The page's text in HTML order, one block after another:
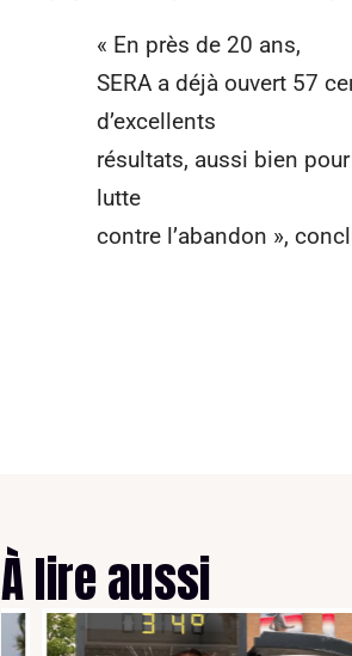
« En près de 20 ans,
SERA a déjà ouvert 57
d’excellents
résultats, aussi bien
lutte
contre l’abandon »,
À lire aussi